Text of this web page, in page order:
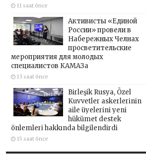
11 saat önce
Активисты «Единой
России» провели в
Набережных Челнах
просветительские
мероприятия для молодых
специалистов КАМАЗа
13 saat önce
Birleşik Rusya, Özel
Kuvvetler askerlerinin
aile üyelerini yeni
hükümet destek
önlemleri hakkında bilgilendirdi
15 saat önce